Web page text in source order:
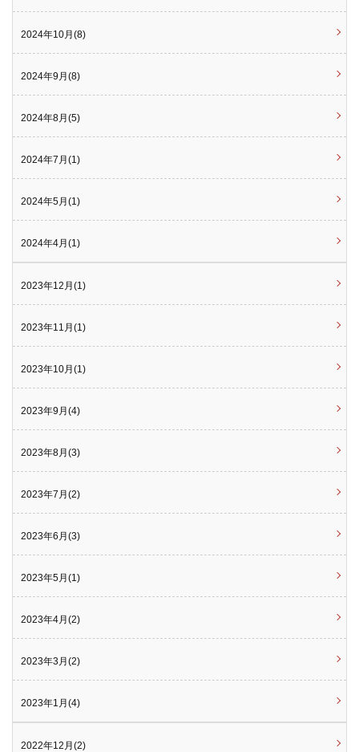
2024年10月(8)
2024年9月(8)
2024年8月(5)
2024年7月(1)
2024年5月(1)
2024年4月(1)
2023年12月(1)
2023年11月(1)
2023年10月(1)
2023年9月(4)
2023年8月(3)
2023年7月(2)
2023年6月(3)
2023年5月(1)
2023年4月(2)
2023年3月(2)
2023年1月(4)
2022年12月(2)